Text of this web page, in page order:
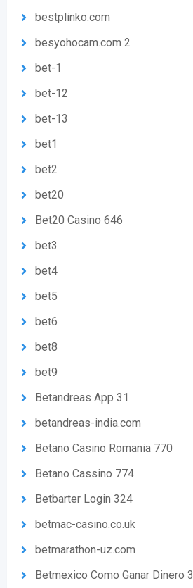
bestplinko.com
besyohocam.com 2
bet-1
bet-12
bet-13
bet1
bet2
bet20
Bet20 Casino 646
bet3
bet4
bet5
bet6
bet8
bet9
Betandreas App 31
betandreas-india.com
Betano Casino Romania 770
Betano Cassino 774
Betbarter Login 324
betmac-casino.co.uk
betmarathon-uz.com
Betmexico Como Ganar Dinero 3